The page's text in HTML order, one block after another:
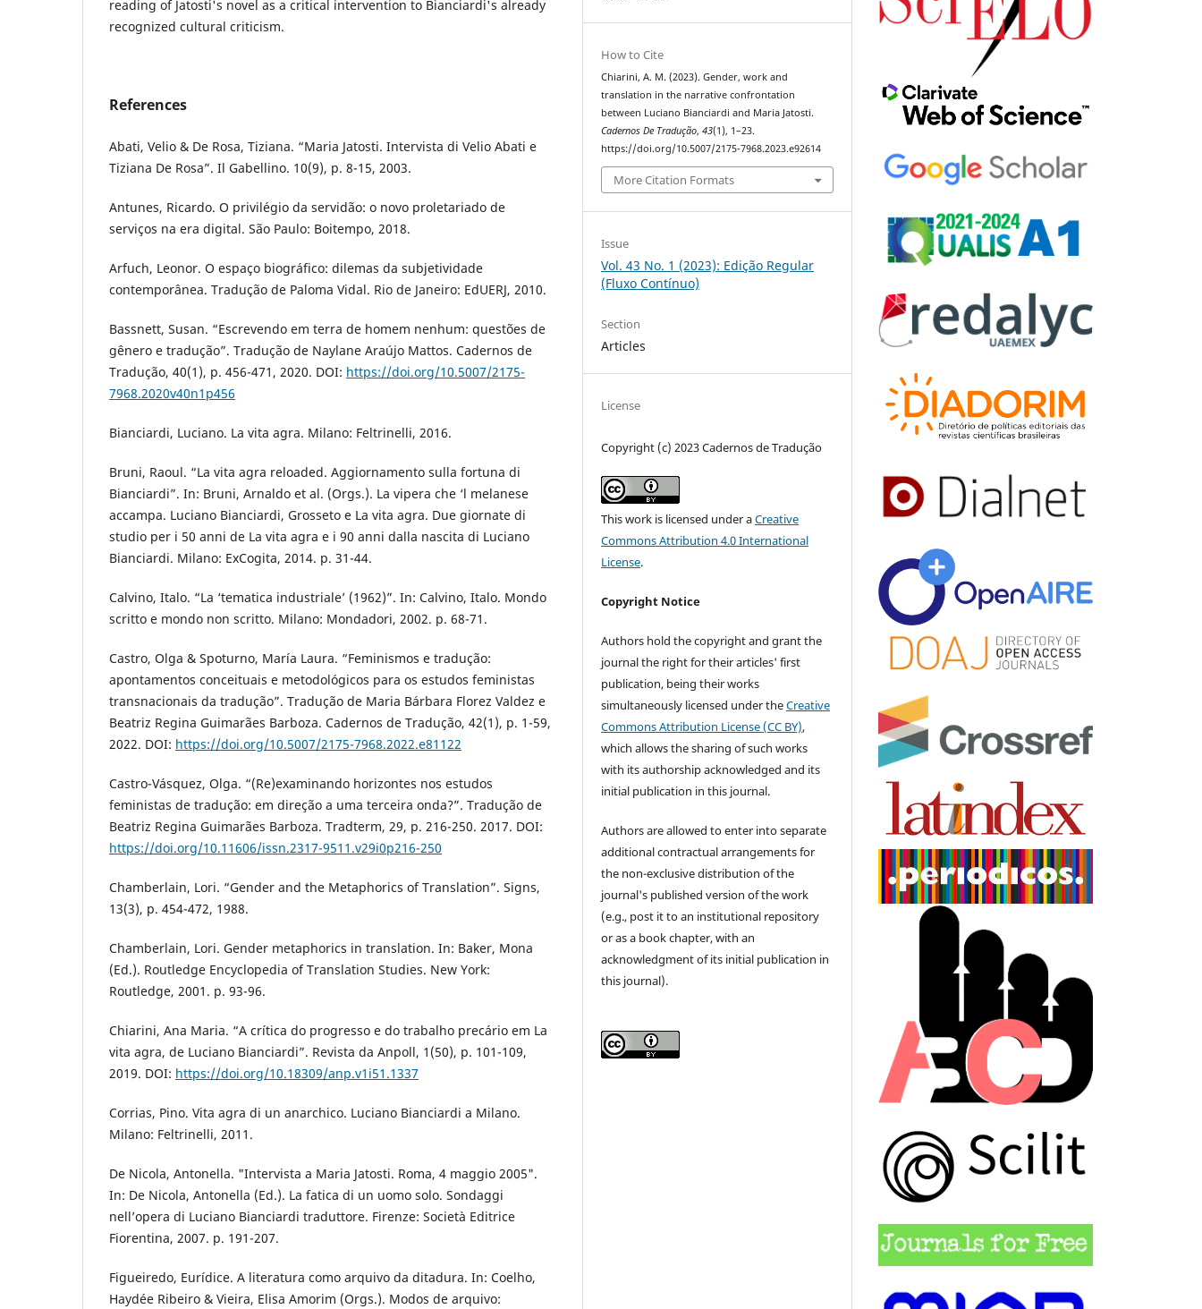
reading of Jatosti's novel as a critical intervention to Bianciardi's already
recognized cultural criticism.
References
Abati, Velio & De Rosa, Tiziana. “Maria Jatosti. Intervista di Velio Abati e
Tiziana De Rosa”. Il Gabellino. 10(9), p. 8-15, 2003.
Antunes, Ricardo. O privilégio da servidão: o novo proletariado de
serviços na era digital. São Paulo: Boitempo, 2018.
Arfuch, Leonor. O espaço biográfico: dilemas da subjetividade
contemporânea. Tradução de Paloma Vidal. Rio de Janeiro: EdUERJ, 2010.
Bassnett, Susan. “Escrevendo em terra de homem nenhum: questões de
gênero e tradução”. Tradução de Naylane Araújo Mattos. Cadernos de
Tradução, 40(1), p. 456-471, 2020. DOI: https://doi.org/10.5007/2175-
7968.2020v40n1p456
Bianciardi, Luciano. La vita agra. Milano: Feltrinelli, 2016.
Bruni, Raoul. “La vita agra reloaded. Aggiornamento sulla fortuna di
Bianciardi”. In: Bruni, Arnaldo et al. (Orgs.). La vipera che ‘l melanese
accampa. Luciano Bianciardi, Grosseto e La vita agra. Due giornate di
studio per i 50 anni de La vita agra e i 90 anni dalla nascita di Luciano
Bianciardi. Milano: ExCogita, 2014. p. 31-44.
Calvino, Italo. “La ‘tematica industriale’ (1962)”. In: Calvino, Italo. Mondo
scritto e mondo non scritto. Milano: Mondadori, 2002. p. 68-71.
Castro, Olga & Spoturno, María Laura. “Feminismos e tradução:
apontamentos conceituais e metodológicos para os estudos feministas
transnacionais da tradução”. Tradução de Maria Bárbara Florez Valdez e
Beatriz Regina Guimarães Barboza. Cadernos de Tradução, 42(1), p. 1-59,
2022. DOI: https://doi.org/10.5007/2175-7968.2022.e81122
Castro-Vásquez, Olga. “(Re)examinando horizontes nos estudos
feministas de tradução: em direção a uma terceira onda?”. Tradução de
Beatriz Regina Guimarães Barboza. Tradterm, 29, p. 216-250. 2017. DOI:
https://doi.org/10.11606/issn.2317-9511.v29i0p216-250
Chamberlain, Lori. “Gender and the Metaphorics of Translation”. Signs,
13(3), p. 454-472, 1988.
Chamberlain, Lori. Gender metaphorics in translation. In: Baker, Mona
(Ed.). Routledge Encyclopedia of Translation Studies. New York:
Routledge, 2001. p. 93-96.
Chiarini, Ana Maria. “A crítica do progresso e do trabalho precário em La
vita agra, de Luciano Bianciardi”. Revista da Anpoll, 1(50), p. 101-109,
2019. DOI: https://doi.org/10.18309/anp.v1i51.1337
Corrias, Pino. Vita agra di un anarchico. Luciano Bianciardi a Milano.
Milano: Feltrinelli, 2011.
De Nicola, Antonella. "Intervista a Maria Jatosti. Roma, 4 maggio 2005".
In: De Nicola, Antonella (Ed.). La fatica di un uomo solo. Sondaggi
nell’opera di Luciano Bianciardi traduttore. Firenze: Società Editrice
Fiorentina, 2007. p. 191-207.
Figueiredo, Eurídice. A literatura como arquivo da ditadura. In: Coelho,
Haydée Ribeiro & Vieira, Elisa Amorim (Orgs.). Modos de arquivo:
How to Cite
Chiarini, A. M. (2023). Gender, work and
translation in the narrative confrontation
between Luciano Bianciardi and Maria Jatosti.
Cadernos De Tradução,43(1), 1–23.
https://doi.org/10.5007/2175-7968.2023.e92614
More Citation Formats
Issue
Vol. 43 No. 1 (2023): Edição Regular
(Fluxo Contínuo)
Section
Articles
License
Copyright (c) 2023 Cadernos de Tradução
This work is licensed under aCreative
Commons Attribution 4.0 International
License.
Copyright Notice
Authors hold the copyright and grant the
journal the right for their articles' first
publication, being their works
simultaneously licensed under theCreative
Commons Attribution License (CC BY),
which allows the sharing of such works
with its authorship acknowledged and its
initial publication in this journal.
Authors are allowed to enter into separate
additional contractual arrangements for
the non-exclusive distribution of the
journal's published version of the work
(e.g., post it to an institutional repository
or as a book chapter, with an
acknowledgment of its initial publication in
this journal).